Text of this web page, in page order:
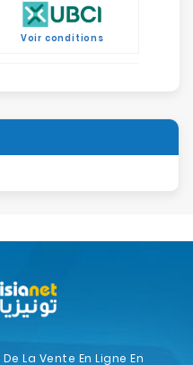
Voir conditions
La Vente En Ligne En